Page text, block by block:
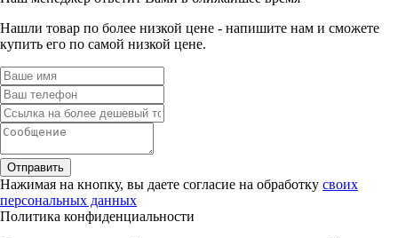
Нашли товар по более низкой цене - напишите нам и сможете
купить его по самой низкой цене.
Отправить
Нажимая на кнопку, вы даете согласие на обработку своих
персональных данных
Политика конфиденциальности